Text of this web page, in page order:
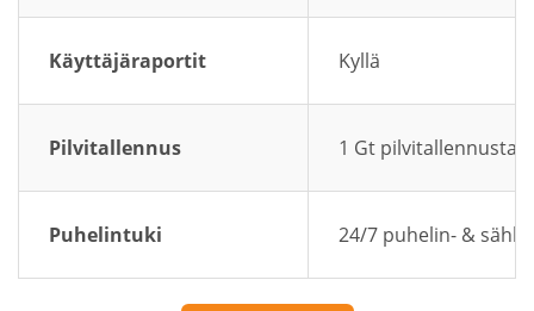
Käyttäjäraportit Kyllä
Pilvitallennus 1 Gt pilvitallennusta
Puhelintuki 24/7 puhelin- &